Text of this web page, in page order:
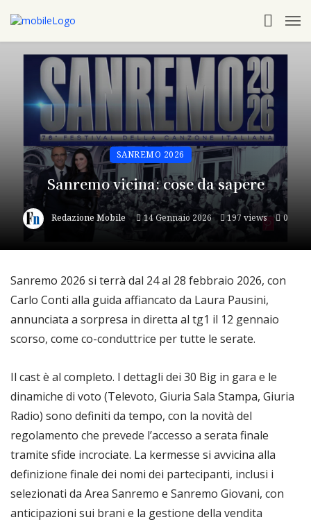
SANREMO 2026
Sanremo vicina: cose da sapere
Redazione Mobile 14 Gennaio 2026 197 views 0
Sanremo 2026 si terrà dal 24 al 28 febbraio 2026, con
Carlo Conti alla guida affiancato da Laura Pausini,
annunciata a sorpresa in diretta al tg1 il 12 gennaio
scorso, come co-conduttrice per tutte le serate.
Il cast è al completo. I dettagli dei 30 Big in gara e le
dinamiche di voto (Televoto, Giuria Sala Stampa, Giuria
Radio) sono definiti da tempo, con la novità del
regolamento che prevede l’accesso a serata finale
tramite sfide incrociate. La kermesse si avvicina alla
definizione finale dei nomi dei partecipanti, inclusi i
selezionati da Area Sanremo e Sanremo Giovani, con
anticipazioni sui brani e la gestione della vendita